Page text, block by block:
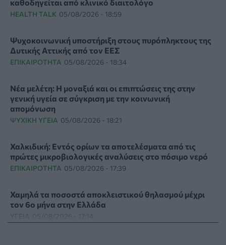
καθοδηγείται από κλινικό διαιτολόγο
HEALTH TALK 05/08/2026 - 18:59
Ψυχοκοινωνική υποστήριξη στους πυρόπληκτους της
Δυτικής Αττικής από τον ΕΕΣ
ΕΠΙΚΑΙΡΌΤΗΤΑ 05/08/2026 - 18:34
Νέα μελέτη: Η μοναξιά και οι επιπτώσεις της στην
γενική υγεία σε σύγκριση με την κοινωνική
απομόνωση
ΨΥΧΙΚΉ ΥΓΕΊΑ 05/08/2026 - 18:21
Χαλκιδική: Εντός ορίων τα αποτελέσματα από τις
πρώτες μικροβιολογικές αναλύσεις στο πόσιμο νερό
ΕΠΙΚΑΙΡΌΤΗΤΑ 05/08/2026 - 17:39
Χαμηλά τα ποσοστά αποκλειστικού θηλασμού μέχρι
τον 6ο μήνα στην Ελλάδα
ΥΓΕΊΑ 05/08/2026 - 17:14